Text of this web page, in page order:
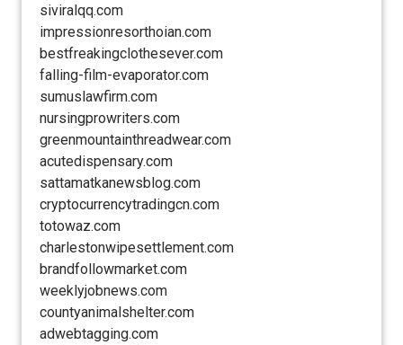
siviralqq.com
impressionresorthoian.com
bestfreakingclothesever.com
falling-film-evaporator.com
sumuslawfirm.com
nursingprowriters.com
greenmountainthreadwear.com
acutedispensary.com
sattamatkanewsblog.com
cryptocurrencytradingcn.com
totowaz.com
charlestonwipesettlement.com
brandfollowmarket.com
weeklyjobnews.com
countyanimalshelter.com
adwebtagging.com